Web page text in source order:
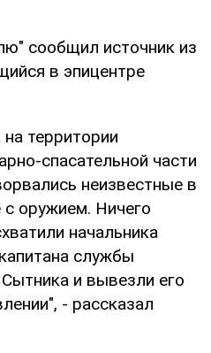
сообщил источник из
в эпицентре
территории
спасательной части
неизвестные в
оружием. Ничего
начальника
службы
и вывезли его
- рассказал